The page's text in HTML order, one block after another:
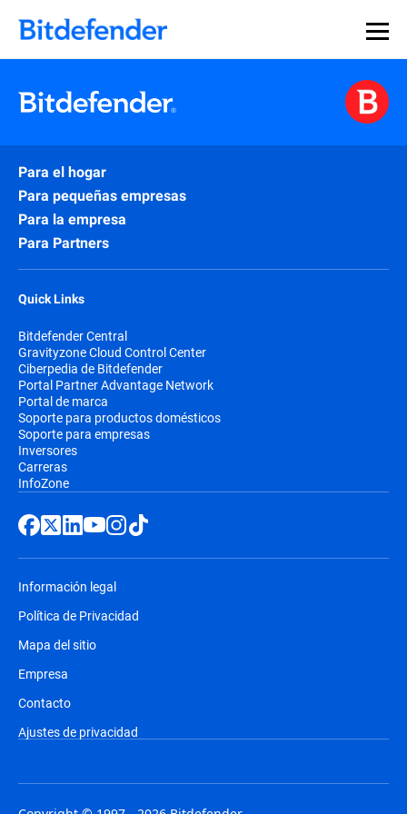
Para el hogar
Para pequeñas empresas
Para la empresa
Para Partners
Quick Links
Bitdefender Central
Gravityzone Cloud Control Center
Ciberpedia de Bitdefender
Portal Partner Advantage Network
Portal de marca
Soporte para productos domésticos
Soporte para empresas
Inversores
Carreras
InfoZone
Información legal
Política de Privacidad
Mapa del sitio
Empresa
Contacto
Ajustes de privacidad